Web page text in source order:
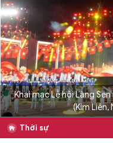
Khai mạc Lễ hội Làng
(Kim Liên,
Thời sự